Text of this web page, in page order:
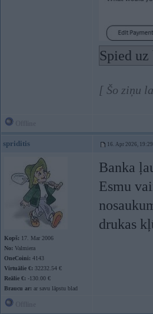
Spied
[ Šo ziņu
spriditis 16. Apr 2026, 19:29
Kopš: 17. Mar 2006
No: Valmiera
OneCoini: 4143
Virtuālie €: 32232.54 €
Reālie €: -130.00 €
Braucu ar: ar savu lāpstu blad
Banka
Esmu
drukas